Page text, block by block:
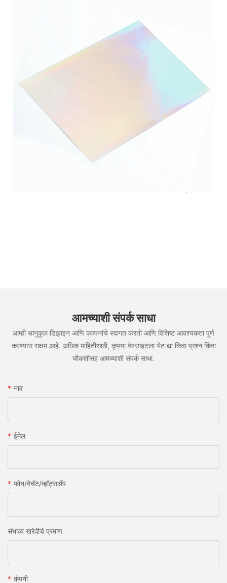
आमच्याशी संपर्क साधा
आम्ही सानुकूल डिझाइन आणि कल्पनांचे स्वागत करतो आणि विशिष्ट आवश्यकता पूर्ण
करण्यास सक्षम आहे. अधिक माहितीसाठी, कृपया वेबसाइटला भेट द्या किंवा प्रश्न किंवा
चौकशीसह आमच्याशी संपर्क साधा.
नाव
ईमेल
फोन/वेचॅट/व्हॉट्सअ‍ॅप
संभाव्य खरेदीचे प्रमाण
कंपनी